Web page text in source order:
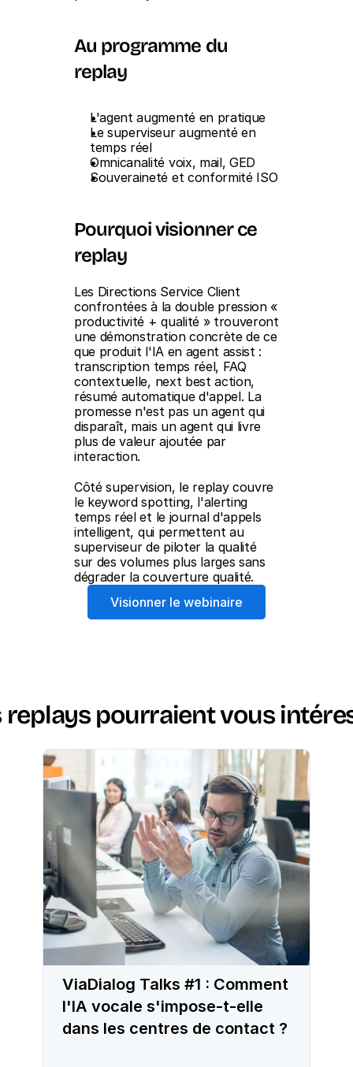
Au programme du
replay
L'agent augmenté en pratique
Le superviseur augmenté en
temps réel
Omnicanalité voix, mail, GED
Souveraineté et conformité ISO
Pourquoi visionner ce
replay
Les Directions Service Client
confrontées à la double pression «
productivité + qualité » trouveront
une démonstration concrète de ce
que produit l'IA en agent assist :
transcription temps réel, FAQ
contextuelle, next best action,
résumé automatique d'appel. La
promesse n'est pas un agent qui
disparaît, mais un agent qui livre
plus de valeur ajoutée par
interaction.
Côté supervision, le replay couvre
le keyword spotting, l'alerting
temps réel et le journal d'appels
intelligent, qui permettent au
superviseur de piloter la qualité
sur des volumes plus larges sans
dégrader la couverture qualité.
Visionner le webinaire
replays pourraient vous
ViaDialog Talks #1 : Comment
l'IA vocale s'impose-t-elle
dans les centres de contact ?